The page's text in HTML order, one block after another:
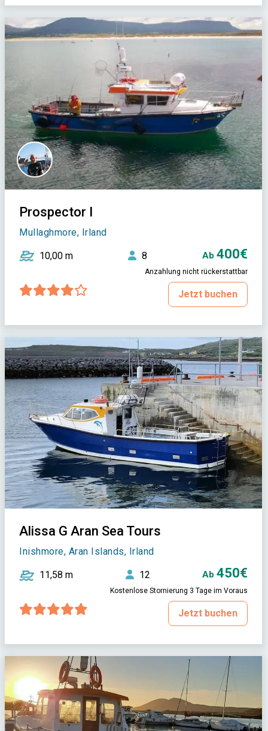
Prospector I
Mullaghmore, Irland
10,00 m 8 Ab 400€
Anzahlung nicht rückerstattbar
Jetzt buchen
Alissa G Aran Sea Tours
Inishmore, Aran Islands, Irland
11,58 m 12 Ab 450€
Kostenlose Stornierung 3 Tage im Voraus
Jetzt buchen